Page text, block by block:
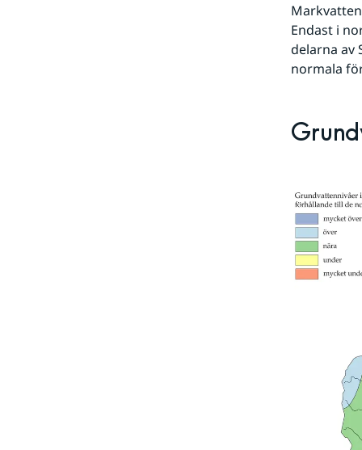
Endast i
delarna av
normala